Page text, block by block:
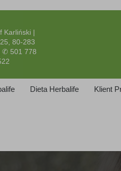
Karliński |
80-283
✆ 501 778
Dieta Herbalife Klient